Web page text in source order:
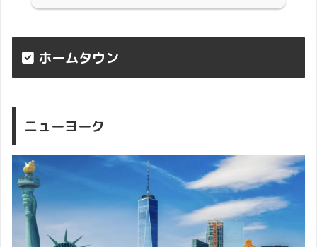
ホームタウン
ニューヨーク